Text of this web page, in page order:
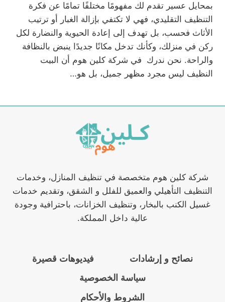
بمحايل عسير تقدم لك مفهومًا مختلفًا تمامًا عن فكرة
التنظيف التقليدي، فهي لا تكتفي بإزالة الغبار أو ترتيب
الأثاث فحسب، بل تهدف إلى إعادة الحيوية والنضارة لكل
ركن في منزلك، وكأنك تدخل مكانًا جديدًا ينبض بالنظافة
والراحة. نحن ندرك في شركة كلين هوم أن البيت
النظيف ليس مجرد مظهر جميل، بل هو…
شركة كلين هوم متخصصة في تنظيف المنازل، وخدمات
التنظيف التأهيلي والعميق للفلل و الشقق، وتقديم خدمات
غسيل الكنب بالبخار، وتنظيف الخزانات، باحترافية وجودة
عالية داخل المملكة.
نصائح و إرشادات
فيديوهات قصيرة
سياسة الخصوصية
الشروط والأحكام